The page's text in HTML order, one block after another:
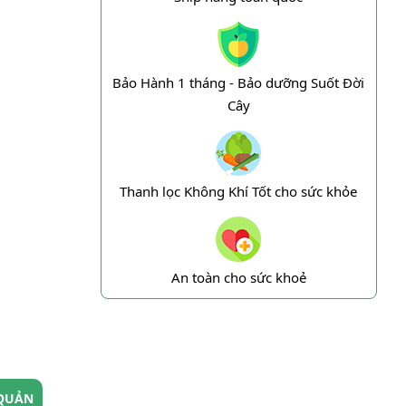
Bảo Hành 1 tháng - Bảo dưỡng Suốt Đời
Cây
Thanh lọc Không Khí Tốt cho sức khỏe
An toàn cho sức khoẻ